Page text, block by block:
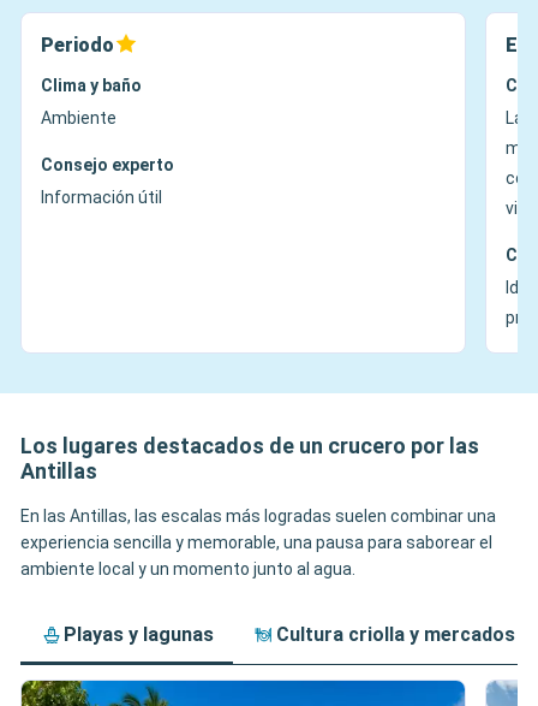
Periodo
Clima y baño
Ambiente
Consejo experto
Información útil
La
Los lugares destacados de un crucero por las
Antillas
En las Antillas, las escalas más logradas suelen combinar una
experiencia sencilla y memorable, una pausa para saborear el
ambiente local y un momento junto al agua.
Playas y lagunas Cultura criolla y mercados